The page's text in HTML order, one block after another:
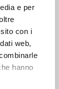
e per
con i
web,
hanno